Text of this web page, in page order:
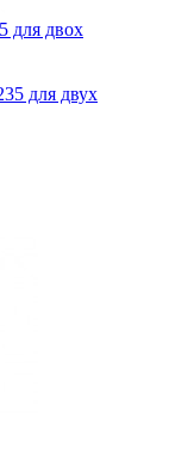
для двох
для двух